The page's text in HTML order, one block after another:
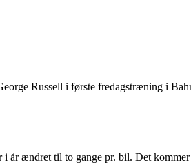
Russell i første fredagstræning i
år ændret til to gange pr. bil. Det